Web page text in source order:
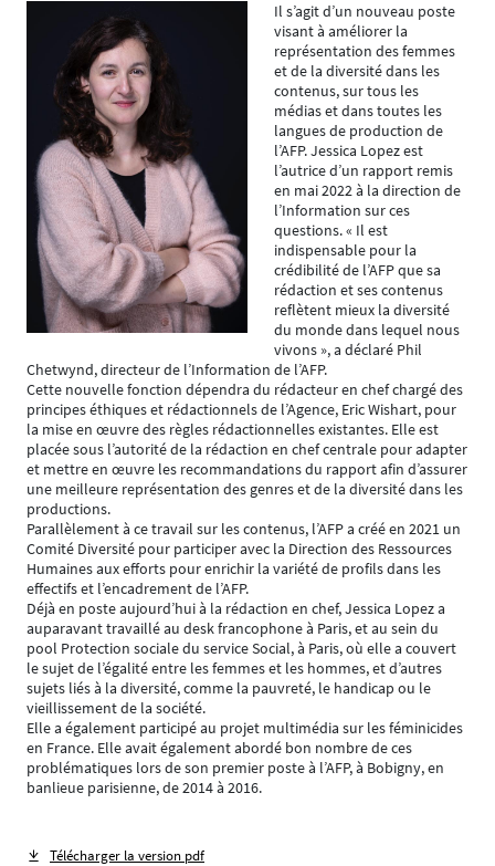
Il s’agit d’un nouveau poste
visant à améliorer la
représentation des femmes
et de la diversité dans les
contenus, sur tous les
médias et dans toutes les
langues de production de
l’AFP. Jessica Lopez est
l’autrice d’un rapport remis
en mai 2022 à la direction de
l’Information sur ces
questions. « Il est
indispensable pour la
crédibilité de l’AFP que sa
rédaction et ses contenus
reflètent mieux la diversité
du monde dans lequel nous
vivons », a déclaré Phil
Chetwynd, directeur de l’Information de l’AFP.
Cette nouvelle fonction dépendra du rédacteur en chef chargé des
principes éthiques et rédactionnels de l’Agence, Eric Wishart, pour
la mise en œuvre des règles rédactionnelles existantes. Elle est
placée sous l’autorité de la rédaction en chef centrale pour adapter
et mettre en œuvre les recommandations du rapport afin d’assurer
une meilleure représentation des genres et de la diversité dans les
productions.
Parallèlement à ce travail sur les contenus, l’AFP a créé en 2021 un
Comité Diversité pour participer avec la Direction des Ressources
Humaines aux efforts pour enrichir la variété de profils dans les
effectifs et l’encadrement de l’AFP.
Déjà en poste aujourd’hui à la rédaction en chef, Jessica Lopez a
auparavant travaillé au desk francophone à Paris, et au sein du
pool Protection sociale du service Social, à Paris, où elle a couvert
le sujet de l’égalité entre les femmes et les hommes, et d’autres
sujets liés à la diversité, comme la pauvreté, le handicap ou le
vieillissement de la société.
Elle a également participé au projet multimédia sur les féminicides
en France. Elle avait également abordé bon nombre de ces
problématiques lors de son premier poste à l’AFP, à Bobigny, en
banlieue parisienne, de 2014 à 2016.
Télécharger la version pdf